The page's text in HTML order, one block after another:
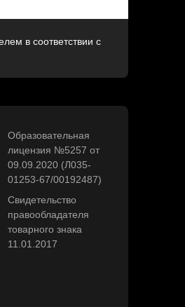
в соответствии с
Образовательная
лицензия №5257 от
09.09.2020 (Л035-
01253-67/00192487)
Свидетельство
правообладателя
товарного знака
11.01.2017